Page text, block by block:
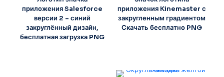
приложения Salesforce
версии 2 – синий
закруглённый дизайн,
бесплатная загрузка PNG
приложения Kinemaster с
закругленным градиентом
Скачать бесплатно PNG